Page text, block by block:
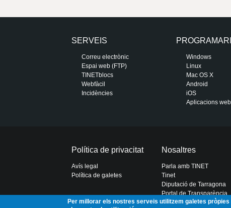
SERVEIS
Correu electrònic
Espai web (FTP)
TINETblocs
Webfàcil
Incidències
PROGRAMARI
Windows
Linux
Mac OS X
Android
iOS
Aplicacions web
Política de privacitat
Avís legal
Política de galetes
Nosaltres
Parla amb TINET
Tinet
Diputació de Tarragona
Portal de Transparència
Per millorar els nostres serveis utilitzem galetes